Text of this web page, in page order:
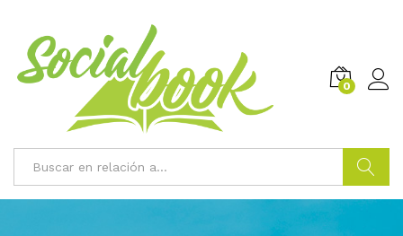
0
Buscar